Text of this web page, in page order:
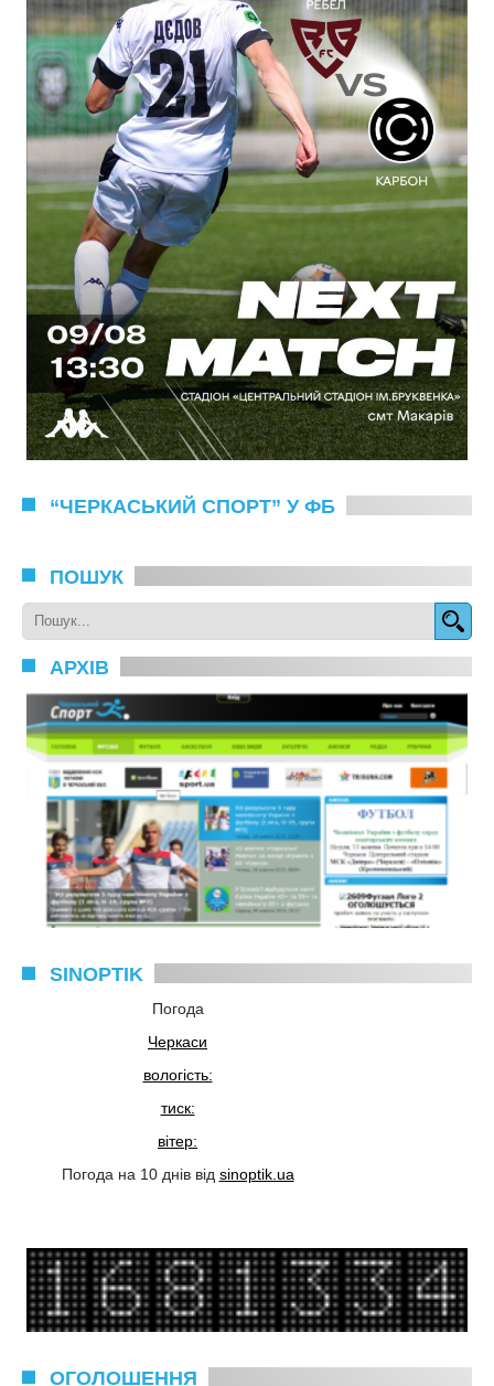
“ЧЕРКАСЬКИЙ СПОРТ” У ФБ
ПОШУК
АРХІВ
SINOPTIK
Погода
Черкаси
вологість:
тиск:
вітер:
Погода на 10 днів від sinoptik.ua
ОГОЛОШЕННЯ